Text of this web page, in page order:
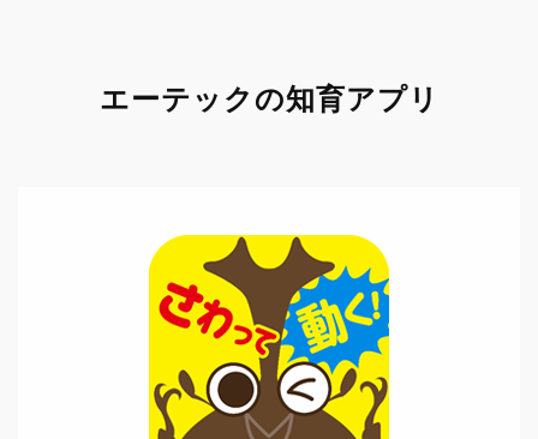
エーテックの知育アプリ